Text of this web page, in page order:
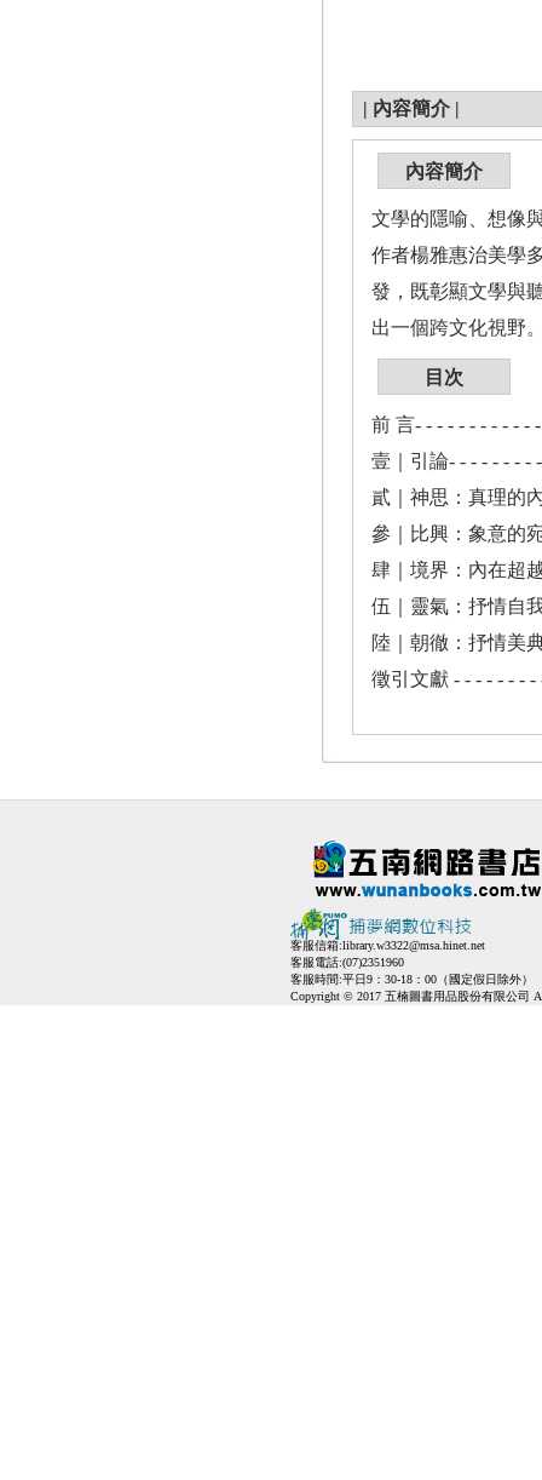
| 內容簡介 |
內容簡介
文學的隱喻、想像
作者楊雅惠治美學
發，既彰顯文學與
出一個跨文化視野
目次
前 言- - - - - - - - - - -
壹｜引論- - - - - - - -
貳｜神思：真理的
參｜比興：象意的
肆｜境界：內在超
伍｜靈氣：抒情自
陸｜朝徹：抒情美
徵引文獻 - - - - - - - -
客服信箱:library.w3322@msa.hinet.net
客服電話:(07)2351960
客服時間:平日9：30-18：00（國定假日除外）
Copyright © 2017 五楠圖書用品股份有限公司